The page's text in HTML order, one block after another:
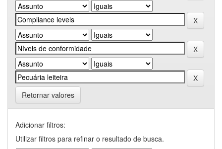
Retornar valores
Adicionar filtros:
Utilizar filtros para refinar o resultado de busca.